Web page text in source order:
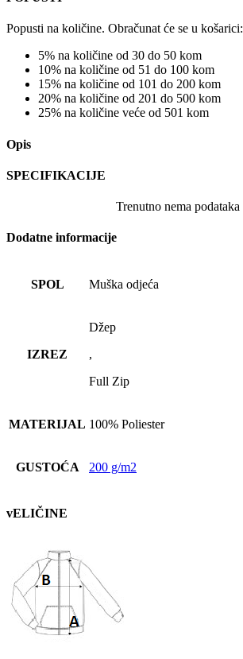
Popusti na količine. Obračunat će se u košarici:
5% na količine od 30 do 50 kom
10% na količine od 51 do 100 kom
15% na količine od 101 do 200 kom
20% na količine od 201 do 500 kom
25% na količine veće od 501 kom
Opis
SPECIFIKACIJE
Trenutno nema podataka
Dodatne informacije
SPOL Muška odjeća
IZREZ
Džep
,
Full Zip
MATERIJAL 100% Poliester
GUSTOĆA 200 g/m2
vELIČINE